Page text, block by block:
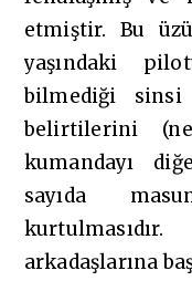
etmiştir. Bu
yaşındaki
bilmediği
belirtilerini
kumandayı
sayıda
arkadaşlarına